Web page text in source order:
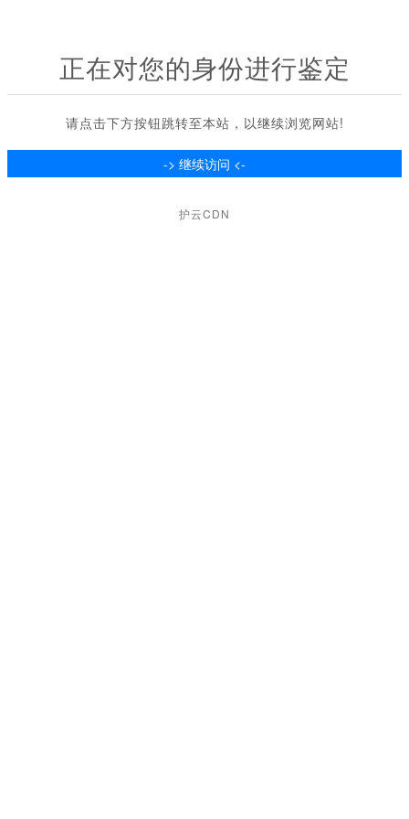
正在对您的身份进行鉴定
请点击下方按钮跳转至本站，以继续浏览网站!
护云CDN